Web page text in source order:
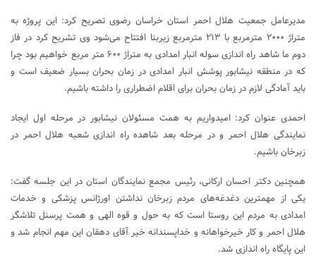
مدیرعامل جمعیت هلال احمر استان خراسان رضوی تصریح کرد: این پروژه به
متراژ ۲۰۰۰ مترمربع با ۲۱۳ مترمربع زیربنا افتتاح می‌شود وی تشریح کرد در فاز
دوم ما شاهد راه اندازی سوله انبار امدادی به متراژ ۶۰۰ متر مربع خواهیم بود چرا
که در منطقه نیشابور پوشش انبار امدادی در زمان بحران بسیار ضعیف است و
باید آمادگی لازم در زمان بحران برای اقلام اضطراری را داشته باشیم.
احمدی عنوان کرد: امیدواریم به همت مسئولان نیشابور در مرحله اول ایجاد
نمایندگی هلال احمر و در مرحله بعد شاهده راه اندازی شعبه هلال احمر در
زبرخان باشیم.
همچنین دکتر احسان ارکانی، رئیس مجمع نمایندگان استان در این جلسه گفت:
یکی از مهمترین دغدغه‌های مردم زبرخان نداشتن اورژانس پزشکی و خدمات
امدادی به مردم این روستا است که به حول و قوه الهی و همت پرسنل تلاشگر
هلال احمر و کار خیرخواهانه و خداپسندانه خیر آقای دهقان این مهم انجام شد و
این پایگاه راه اندازی شد.